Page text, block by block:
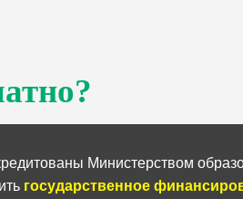
Министерством
государственное